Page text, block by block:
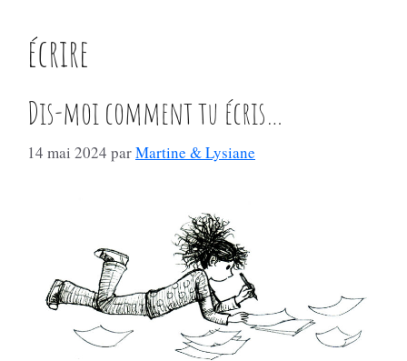
écrire
Dis-moi comment tu écris…
14 mai 2024 parMartine & Lysiane